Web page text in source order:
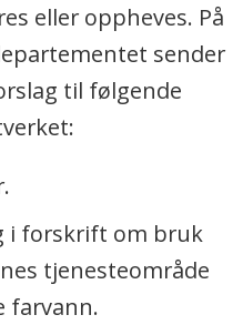
eller oppheves. På
sender
til følgende
i forskrift om bruk
tjenesteområde
farvann.